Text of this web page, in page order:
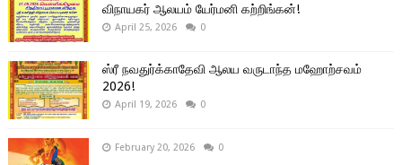
விநாயகர் ஆலயம் யேர்மனி கற்றிங்கன்!
April 25, 2026 0
ஸ்ரீ நவதுர்க்காதேவி ஆலய வருடாந்த மஹோற்சவம்
2026!
April 19, 2026 0
February 20, 2026 0